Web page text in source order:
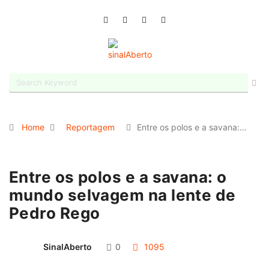
Home Reportagem Entre os polos e a savana:…
Entre os polos e a savana: o
mundo selvagem na lente de
Pedro Rego
SinalAberto 0 1095